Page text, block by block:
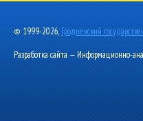
© 1999-2026, Гродненский
Разработка сайта — Информационно-